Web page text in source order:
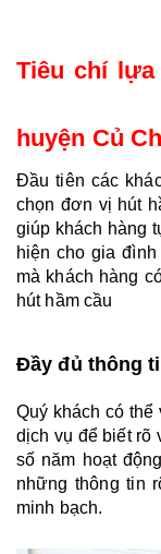
Tiêu chí
huyện Củ
Đầu tiên các
chọn đơn vị hút
giúp khách hàng
hiện cho gia
mà khách hàng
hút hầm cầu
Đầy đủ thông
Quý khách có thể
dịch vụ để biết rõ
số năm hoạt
những thông tin
minh bạch.